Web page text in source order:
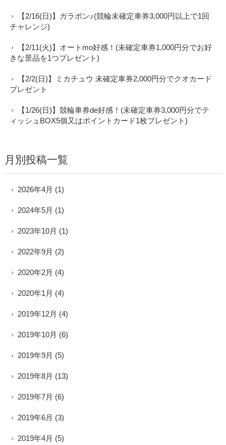
【2/16(日)】ガラポン♪(競輪未確定車券3,000円以上で1回
チャレンジ)
【2/11(火)】オートmo好感！(未確定車券1,000円分でお好
きな景品を1つプレゼント)
【2/2(日)】ミカチュウ 未確定車券2,000円分でクオカード
プレゼント
【1/26(日)】競輪車券de好感！(未確定車券3,000円分でテ
ィッシュBOX5個又はポイントカード1枚プレゼント)
月別投稿一覧
2026年4月 (1)
2024年5月 (1)
2023年10月 (1)
2022年9月 (2)
2020年2月 (4)
2020年1月 (4)
2019年12月 (4)
2019年10月 (6)
2019年9月 (5)
2019年8月 (13)
2019年7月 (6)
2019年6月 (3)
2019年4月 (5)